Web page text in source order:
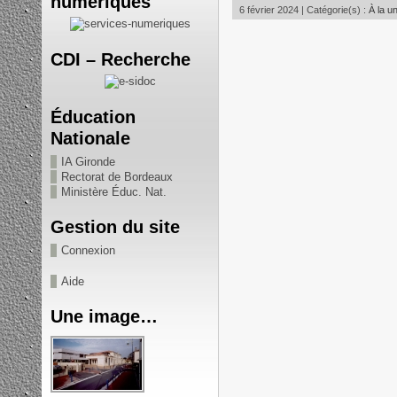
CDI – Recherche
Éducation
Nationale
IA Gironde
Rectorat de Bordeaux
Ministère Éduc. Nat.
Gestion du site
Connexion
Aide
Une image…
6 février 2024 | Catégorie(s) : À la